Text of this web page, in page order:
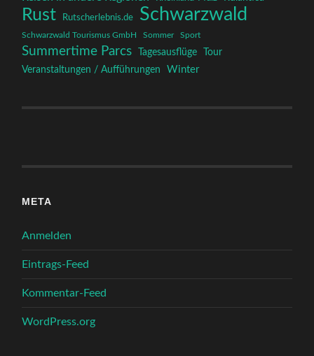
Rust Rutscherlebnis.de Schwarzwald
Schwarzwald Tourismus GmbH Sommer Sport
Summertime Parcs Tagesausflüge
Tour
Veranstaltungen / Aufführungen
Winter
META
Anmelden
Eintrags-Feed
Kommentar-Feed
WordPress.org